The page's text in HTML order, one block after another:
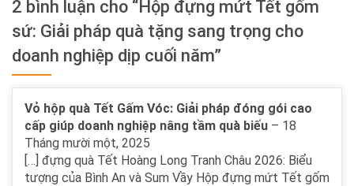
2 bình luận cho “Hộp đựng mứt Tết gốm
sứ: Giải pháp quà tặng sang trọng cho
doanh nghiệp dịp cuối năm”
Vỏ hộp quà Tết Gấm Vóc: Giải pháp đóng gói cao
cấp giúp doanh nghiệp nâng tầm quà biếu – 18
Tháng mười một, 2025
[…] đựng quà Tết Hoàng Long Tranh Châu 2026: Biểu
tượng của Bình An và Sum Vầy Hộp đựng mứt Tết gốm